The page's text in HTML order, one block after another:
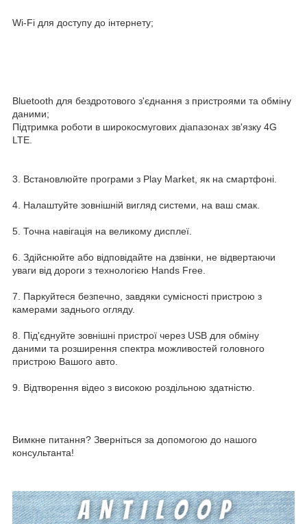
Wi-Fi для доступу до інтернету;
Bluetooth для бездротового з'єднання з пристроями та обміну
даними;
Підтримка роботи в широкосмугових діапазонах зв'язку 4G
LTE.
3. Встановлюйте програми з Play Market, як на смартфоні.
4. Налаштуйте зовнішній вигляд системи, на ваш смак.
5. Точна навігація на великому дисплеї.
6. Здійснюйте або відповідайте на дзвінки, не відвертаючи
уваги від дороги з технологією Hands Free.
7. Паркуйтеся безпечно, завдяки сумісності пристрою з
камерами заднього огляду.
8. Під'єднуйте зовнішні пристрої через USB для обміну
даними та розширення спектра можливостей головного
пристрою Вашого авто.
9. Відтворення відео з високою роздільною здатністю.
Вимкне питання? Зверніться за допомогою до нашого
консультанта!